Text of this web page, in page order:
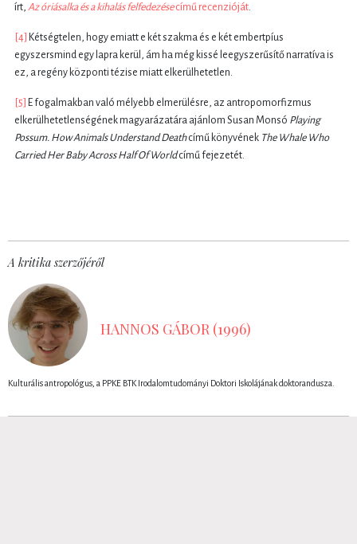
írt, Az óriásalka és a kihalás felfedezésecímű recenzióját
[4] Kétségtelen, hogy emiatt e két szakma és e két embertpíus
egyszersmind egy lapra kerül, ám ha még kissé leegyszerűsítő narratíva is
ez, a regény központi tézise miatt elkerülhetetlen.
[5] E fogalmakban való mélyebb elmerülésre, az antropomorfizmus
elkerülhetetlenségének magyarázatára ajánlom Susan Monsó Playing
Possum. How Animals Understand Deathcímű könyvének The Whale Who
Carried Her Baby Across Half Of Worldcímű fejezetét.
A kritika szerzőjéről
HANNOS GÁBOR (1996)
Kulturális antropológus, a PPKE BTK Irodalomtudományi Doktori Iskolájának doktorandusza.